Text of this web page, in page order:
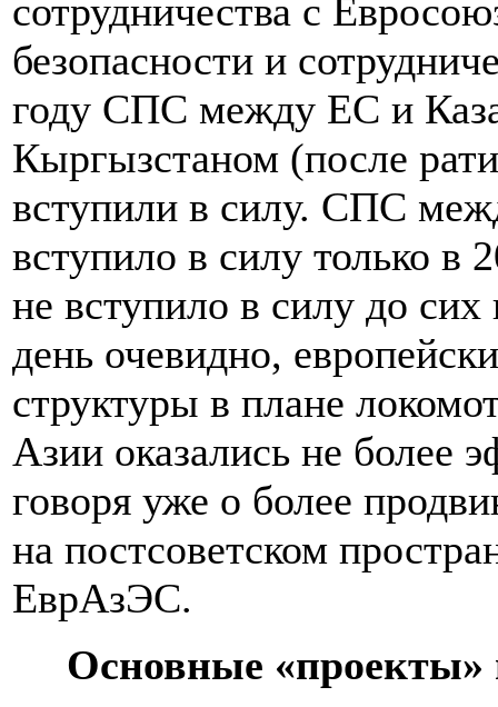
сотрудничества с
безопасности и
году СПС между ЕС и
Кыргызстаном (после
вступили в силу. СПС
вступило в силу только в
не вступило в силу до
день очевидно,
структуры в плане
Азии оказались не более
говоря уже о более
на постсоветском
ЕврАзЭС.
Основные